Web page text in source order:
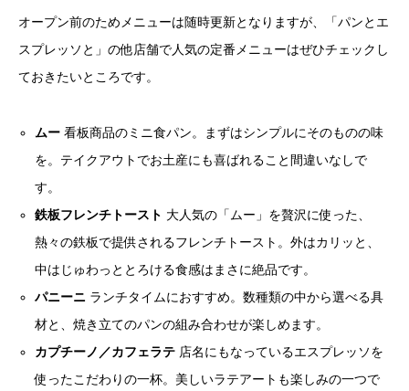
オープン前のためメニューは随時更新となりますが、「パンとエ
スプレッソと」の他店舗で人気の定番メニューはぜひチェックし
ておきたいところです。
ムー 看板商品のミニ食パン。まずはシンプルにそのものの味
を。テイクアウトでお土産にも喜ばれること間違いなしで
す。
鉄板フレンチトースト 大人気の「ムー」を贅沢に使った、
熱々の鉄板で提供されるフレンチトースト。外はカリッと、
中はじゅわっととろける食感はまさに絶品です。
パニーニ ランチタイムにおすすめ。数種類の中から選べる具
材と、焼き立てのパンの組み合わせが楽しめます。
カプチーノ／カフェラテ 店名にもなっているエスプレッソを
使ったこだわりの一杯。美しいラテアートも楽しみの一つで